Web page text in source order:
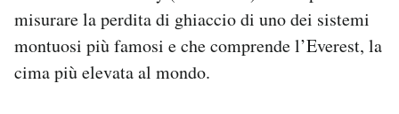
misurare la perdita di ghiaccio di uno dei sistemi
montuosi più famosi e che comprende l’Everest, la
cima più elevata al mondo.